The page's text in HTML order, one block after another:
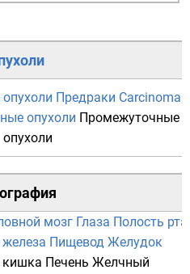
Предраки Carcinoma
опухоли Промежуточные
опухоли
мозг Глаза Полость рта
Пищевод Желудок
кишка Печень Желчный